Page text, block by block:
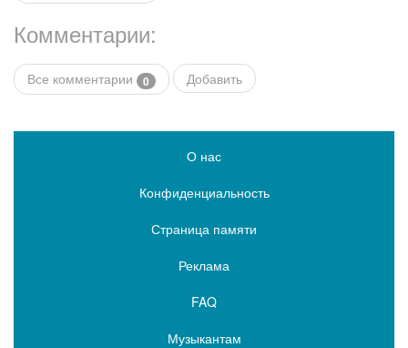
Комментарии:
Все комментарии 0 Добавить
О нас
Конфиденциальность
Страница памяти
Реклама
FAQ
Музыкантам